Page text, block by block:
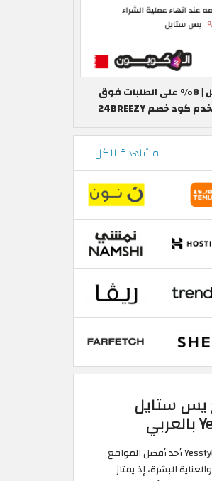
كوبون خصم يس ستايل | 8% على الطلبات فوق
مشاهدة الكل
يس ستايل
يعتبر موقع يس ستايل Yesstyle أحد أفضل المواقع
البشرة، إذ يمتاز